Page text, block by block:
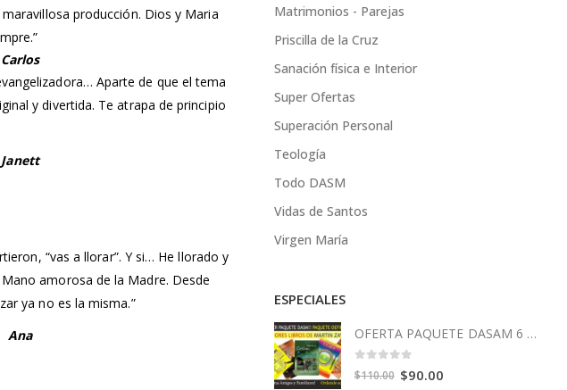
producción. Dios y Maria
Carlos
Aparte de que el tema
y divertida. Te atrapa de principio
Janett
“vas a llorar”. Y si… He llorado y
amorosa de la Madre. Desde
ya no es la misma.”
Ana
Matrimonios - Parejas
Priscilla de la Cruz
Sanación física e Interior
Super Ofertas
Superación Personal
Teología
Todo DASM
Vidas de Santos
Virgen María
ESPECIALES
OFERTA PAQUETE DASAM 6 Libros
0 out of 5
$110.00 Original
$90.00Current